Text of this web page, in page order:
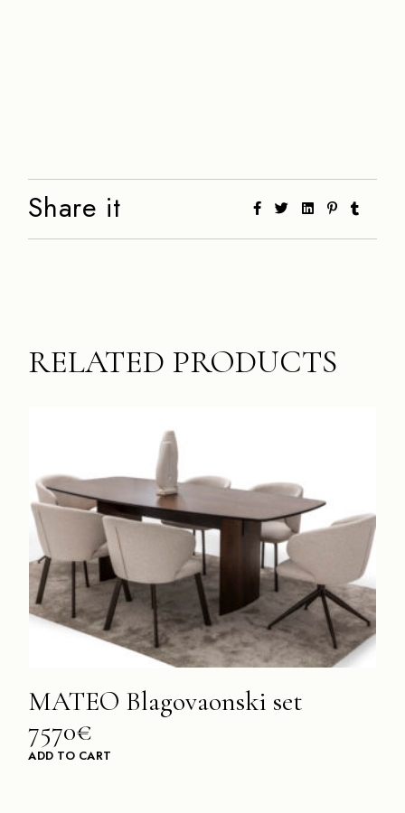
Share it
RELATED PRODUCTS
MATEO Blagovaonski set
7570€
ADD TO CART